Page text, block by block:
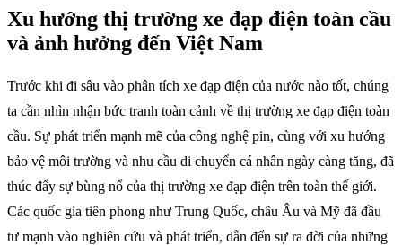
Xu hướng thị trường xe đạp điện toàn cầu
và ảnh hưởng đến Việt Nam
Trước khi đi sâu vào phân tích xe đạp điện của nước nào tốt, chúng
ta cần nhìn nhận bức tranh toàn cảnh về thị trường xe đạp điện toàn
cầu. Sự phát triển mạnh mẽ của công nghệ pin, cùng với xu hướng
bảo vệ môi trường và nhu cầu di chuyển cá nhân ngày càng tăng, đã
thúc đẩy sự bùng nổ của thị trường xe đạp điện trên toàn thế giới.
Các quốc gia tiên phong như Trung Quốc, châu Âu và Mỹ đã đầu
tư mạnh vào nghiên cứu và phát triển, dẫn đến sự ra đời của những